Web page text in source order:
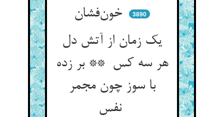
3890
یک زمان از آتش دل
هر سه کس ** بر زده
با سوز چون مجمر
نفس